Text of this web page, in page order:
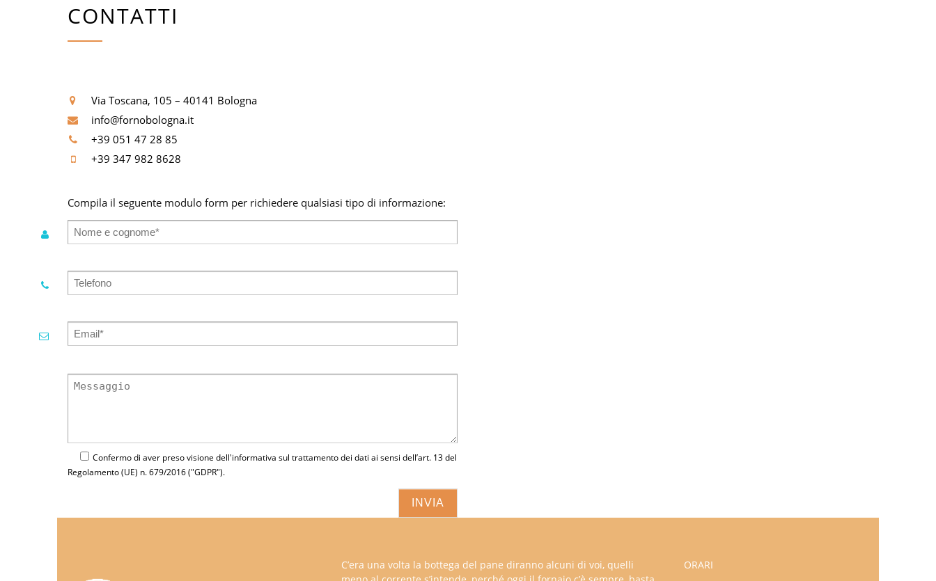
CONTATTI
Via Toscana, 105 – 40141 Bologna
info@fornobologna.it
+39 051 47 28 85
+39 347 982 8628
Compila il seguente modulo form per richiedere qualsiasi tipo di informazione:
Confermo di aver preso visione dell'informativa sul trattamento dei dati ai sensi dell’art. 13 del
Regolamento (UE) n. 679/2016 ("GDPR").
C’era una volta la bottega del pane diranno alcuni di voi, quelli
ORARI